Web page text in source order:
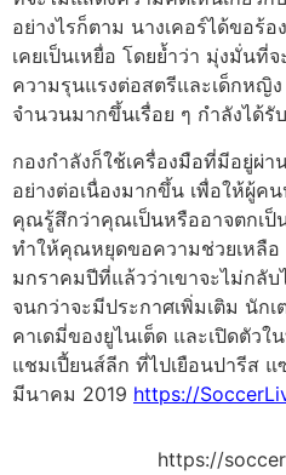
อย่างไรก็ตาม นางเคอร์ได้ขอร้
เคยเป็นเหยื่อ โดยย้ำว่า มุ่งมั่นที่
ความรุนแรงต่อสตรีและเด็กหญิง
จำนวนมากขึ้นเรื่อย ๆ กำลังได้
กองกำลังก็ใช้เครื่องมือที่มีอยู่ผ่
อย่างต่อเนื่องมากขึ้น เพื่อให้ผู้ค
คุณรู้สึกว่าคุณเป็นหรืออาจตกเป็
ทำให้คุณหยุดขอความช่วยเหลือ
มกราคมปีที่แล้วว่าเขาจะไม่กลั
จนกว่าจะมีประกาศเพิ่มเติม นัก
คาเดมี่ของยูไนเต็ด และเปิดตัว
แชมเปี้ยนส์ลีก ที่ไปเยือนปารีส
มีนาคม 2019 https://
https://